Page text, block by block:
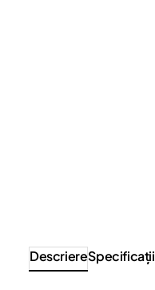
DescriereSpecificaţii